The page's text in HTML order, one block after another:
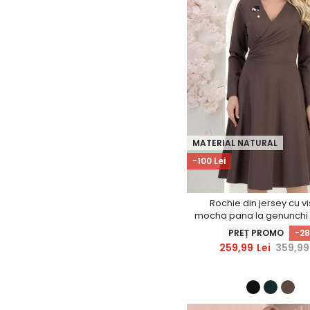
-100 Lei
MATERIAL NATURAL
Rochie din jersey cu
mocha pana la genunchi
brosa -
PREȚ PROMO -
259,99 Lei 359,99